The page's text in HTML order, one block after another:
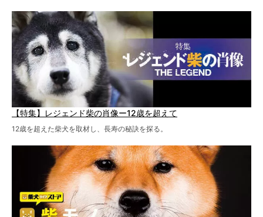
【特集】レジェンド柴の肖像ー12歳を超えて
12歳を超えた柴犬を取材し、長寿の秘訣を探る。